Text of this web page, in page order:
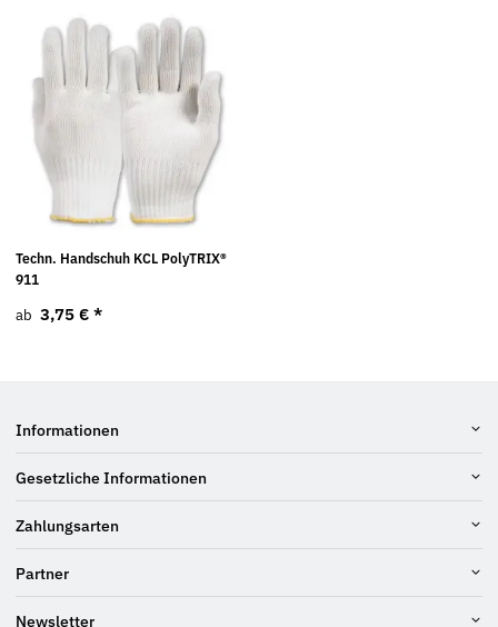
Techn. Handschuh KCL PolyTRIX®
911
ab 3,75 € *
Informationen
Gesetzliche Informationen
Zahlungsarten
Partner
Newsletter